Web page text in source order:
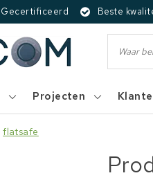
Gecertificeerd Beste
Projecten
flatsafe